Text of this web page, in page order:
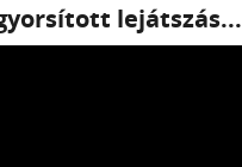
lejátszás...